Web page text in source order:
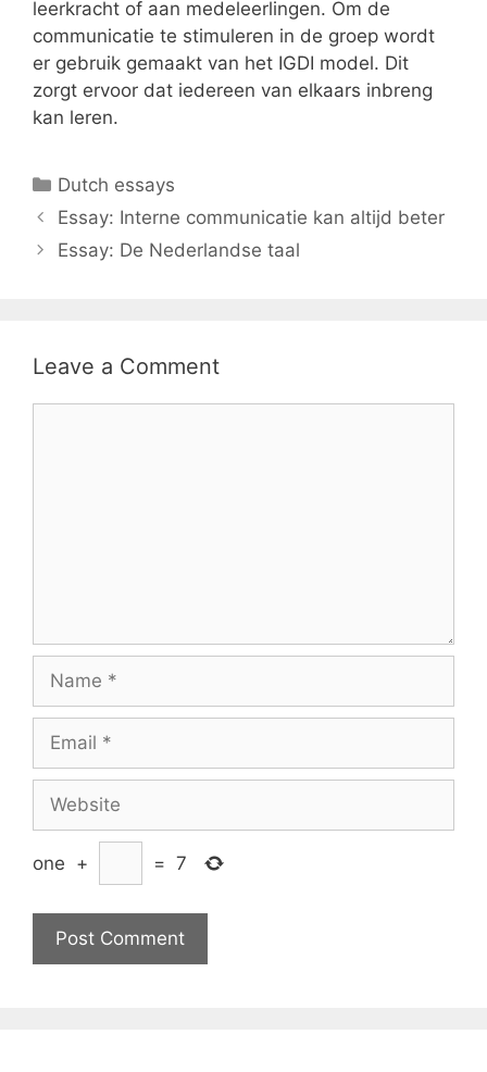
leerkracht of aan medeleerlingen. Om de
communicatie te stimuleren in de groep wordt
er gebruik gemaakt van het IGDI model. Dit
zorgt ervoor dat iedereen van elkaars inbreng
kan leren.
Categories
Dutch essays
Essay: Interne communicatie kan altijd beter
Essay: De Nederlandse taal
Leave a Comment
Name
Email
Website
one + = 7